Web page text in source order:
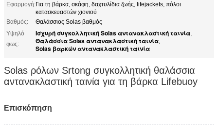
Εφαρμογή:Για τη βάρκα, σκάφη, δαχτυλίδια ζωής, lifejackets, πόλοι
κατασκευαστών χιονιού
Βαθμός:
Θαλάσσιος Solas βαθμός
Υψηλό
φως:
Ισχυρή συγκολλητική Solas αντανακλαστική ταινία,
Θαλάσσια Solas αντανακλαστική ταινία,
Solas βαρκών αντανακλαστική ταινία
Solas ρόλων Srtong συγκολλητική θαλάσσια
αντανακλαστική ταινία για τη βάρκα Lifebuoy
Επισκόπηση